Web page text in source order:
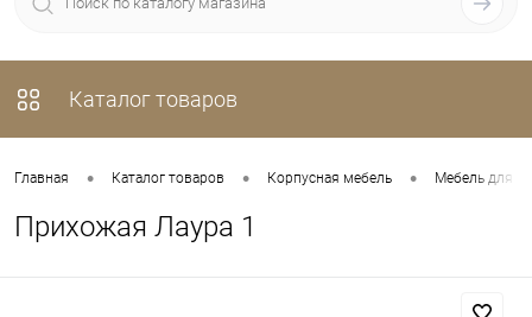
Каталог товаров
Главная • Каталог товаров • Корпусная мебель • Мебель для
Прихожая Лаура 1